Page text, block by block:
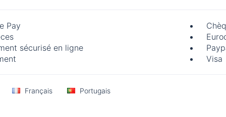
Pay
sécurisé en ligne
Visa
Français Portugais